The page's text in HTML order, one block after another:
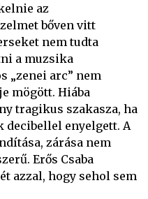
az
bőven vitt
nem tudta
a muzsika
„zenei arc” nem
mögött. Hiába
tragikus szakasza, ha
decibellel enyelgett. A
zárása nem
Erős Csaba
azzal, hogy sehol sem